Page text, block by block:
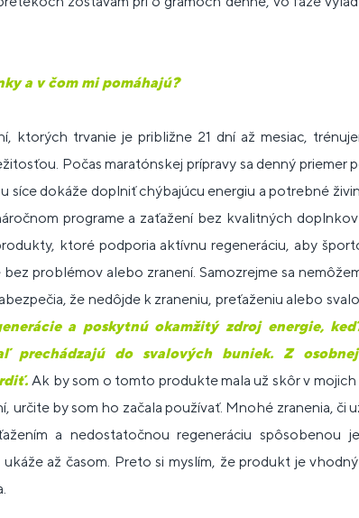
a v čom mi pomáhajú?
ktorých trvanie je približne 21 dní až mesiac,
Počas maratónskej prípravy sa denný
síce dokáže doplniť chýbajúcu energiu a potrebné
programe a zaťažení bez kvalitných
ktoré podporia aktívnu regeneráciu, aby
problémov alebo zranení. Samozrejme sa
že nedôjde k zraneniu, preťaženiu alebo
a poskytnú okamžitý zdroj energie,
prechádzajú do svalových buniek. Z
Ak by som o tomto produkte mala už skôr v
určite by som ho začala používať. Mnohé zranenia, či
a nedostatočnou regeneráciu spôsobenou
až časom. Preto si myslím, že produkt je